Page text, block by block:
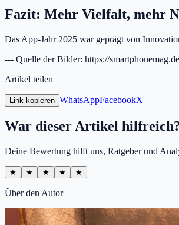
Fazit: Mehr Vielfalt, mehr
Das App-Jahr 2025 war geprägt von
--- Quelle der Bilder: https://
Artikel teilen
Link kopieren WhatsAppFacebookX
War dieser Artikel
Deine Bewertung hilft uns, Ratgeber und
★ ★ ★ ★ ★
Über den Autor